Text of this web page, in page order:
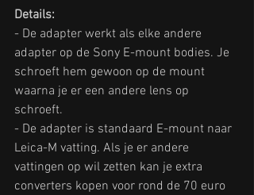
Details:
- De adapter werkt als elke andere
adapter op de Sony E-mount bodies. Je
schroeft hem gewoon op de mount
waarna je er een andere lens op
schroeft.
- De adapter is standaard E-mount naar
Leica-M vatting. Als je er andere
vattingen op wil zetten kan je extra
converters kopen voor rond de 70 euro